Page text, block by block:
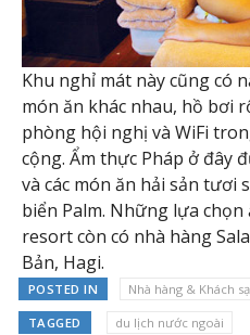
Khu nghỉ mát này cũng có
món ăn khác nhau, hồ bơi
phòng hội nghị và WiFi
cộng. Ẩm thực Pháp ở đây
và các món ăn hải sản tươi
biển Palm. Những lựa
resort còn có nhà hàng
Bản, Hagi.
POSTED IN Nhà hàng & Khách
TAGGED du lịch nước ngoài